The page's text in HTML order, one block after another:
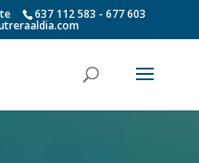
637 112 583 - 677 603